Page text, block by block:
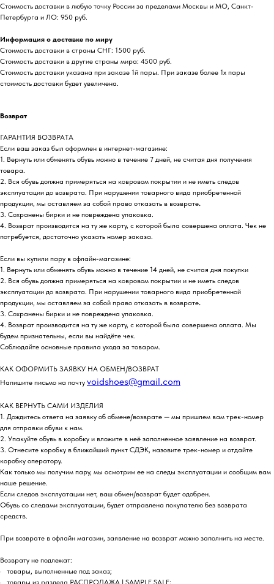
Стоимость доставки в любую точку России за пределами Москвы и МО, Санкт-
Петербурга и ЛО: 950 руб.
Информация о доставке по миру
Стоимость доставки в страны СНГ: 1500 руб.
Стоимость доставки в другие страны мира: 4500 руб.
Стоимость доставки указана при заказе 1й пары. При заказе более 1х пары
стоимость доставки будет увеличена.
Возврат
ГАРАНТИЯ ВОЗВРАТА
Если ваш заказ был оформлен в интернет-магазине:
1. Вернуть или обменять обувь можно в течение 7 дней, не считая дня получения
товара.
2. Вся обувь должна примеряться на ковровом покрытии и не иметь следов
эксплуатации до возврата. При нарушении товарного вида приобретенной
продукции, мы оставляем за собой право отказать в возврате.
3. Сохранены бирки и не повреждена упаковка.
4. Возврат производится на ту же карту, с которой была совершена оплата. Чек не
потребуется, достаточно указать номер заказа.
Если вы купили пару в офлайн-магазине:
1. Вернуть или обменять обувь можно в течение 14 дней, не считая дня покупки
2. Вся обувь должна примеряться на ковровом покрытии и не иметь следов
эксплуатации до возврата. При нарушении товарного вида приобретенной
продукции, мы оставляем за собой право отказать в возврате.
3. Сохранены бирки и не повреждена упаковка.
4. Возврат производится на ту же карту, с которой была совершена оплата. Мы
будем признательны, если вы найдёте чек.
Соблюдайте основные правила ухода за товаром.
КАК ОФОРМИТЬ ЗАЯВКУ НА ОБМЕН/ВОЗВРАТ
Напишите письмо на почту voidshoes@gmail.com
КАК ВЕРНУТЬ САМИ ИЗДЕЛИЯ
1. Дождитесь ответа на заявку об обмене/возврате — мы пришлем вам трек-номер
для отправки обуви к нам.
2. Упакуйте обувь в коробку и вложите в неё заполненное заявление на возврат.
3. Отнесите коробку в ближайший пункт СДЭК, назовите трек-номер и отдайте
коробку оператору.
Как только мы получим пару, мы осмотрим ее на следы эксплуатации и сообщим вам
наше решение.
Если следов эксплуатации нет, ваш обмен/возврат будет одобрен.
Обувь со следами эксплуатации, будет отправлена покупателю без возврата
средств.
При возврате в офлайн магазин, заявление на возврат можно заполнить на месте.
Возврату не подлежат:
· товары, выполненные под заказ;
· товары из раздела РАСПРОДАЖА | SAMPLE SALE;